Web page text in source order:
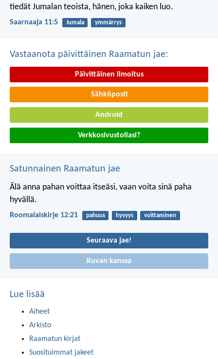
tiedät Jumalan teoista, hänen, joka kaiken luo.
Saarnaaja 11:5 Jumala ymmärrys
Vastaanota päivittäinen Raamatun jae:
Päivittäinen ilmoitus
Sähköposti
Android
Verkkosivustollasi?
Satunnainen Raamatun jae
Älä anna pahan voittaa itseäsi, vaan voita sinä paha
hyvällä.
Roomalaiskirje 12:21 pahuus hyvyys voittaminen
Seuraava jae!
Kuvan kanssa
Lue lisää
Aiheet
Arkisto
Raamatun kirjat
Suosituimmat jakeet